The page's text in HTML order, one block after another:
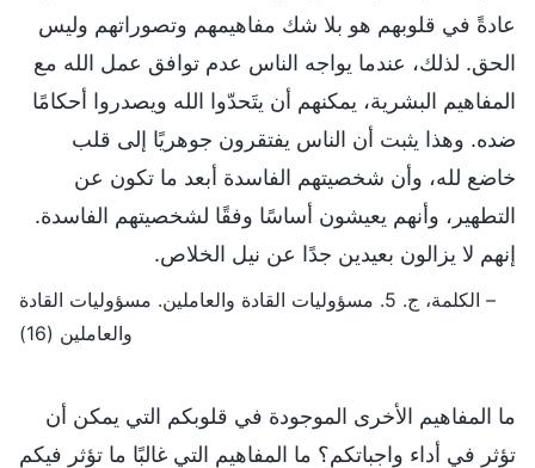
عادةً في قلوبهم هو بلا شك مفاهيمهم وتصوراتهم وليس
الحق. لذلك، عندما يواجه الناس عدم توافق عمل الله مع
المفاهيم البشرية، يمكنهم أن يتَحدّوا الله ويصدروا أحكامًا
ضده. وهذا يثبت أن الناس يفتقرون جوهريًا إلى قلب
خاضع لله، وأن شخصيتهم الفاسدة أبعد ما تكون عن
التطهير، وأنهم يعيشون أساسًا وفقًا لشخصيتهم الفاسدة.
إنهم لا يزالون بعيدين جدًا عن نيل الخلاص.
– الكلمة، ج. 5. مسؤوليات القادة والعاملين. مسؤوليات القادة
والعاملين (16)
ما المفاهيم الأخرى الموجودة في قلوبكم التي يمكن أن
تؤثر في أداء واجباتكم؟ ما المفاهيم التي غالبًا ما تؤثر فيكم